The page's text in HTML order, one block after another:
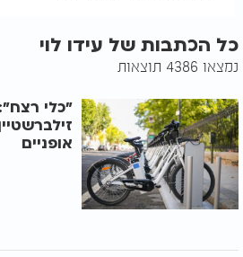
כל הכתבות של עידו לוי
נמצאו 4386 תוצאות
"כלי
אופניים